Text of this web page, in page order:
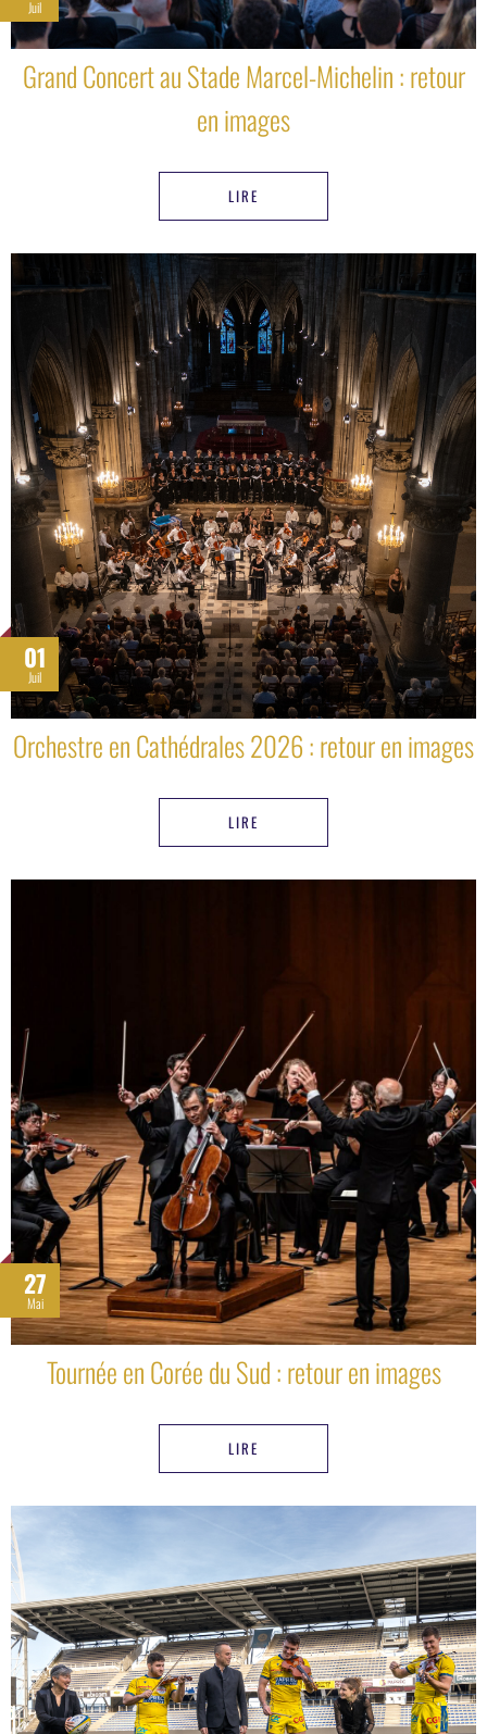
Juil
Grand Concert au Stade Marcel-Michelin : retour
en images
LIRE
01
Juil
Orchestre en Cathédrales 2026 : retour en images
LIRE
27
Mai
Tournée en Corée du Sud : retour en images
LIRE